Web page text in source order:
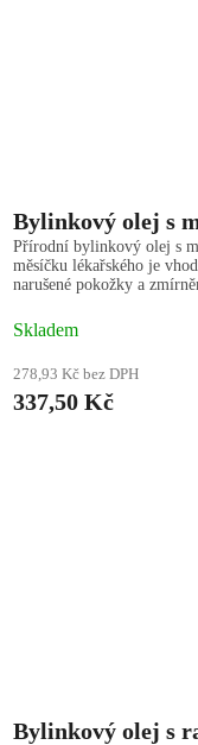
Bylinkový olej s
Přírodní bylinkový olej s
měsíčku lékařského je
narušené pokožky a
Skladem
278,93 Kč bez DPH
337,50 Kč
Bylinkový olej s